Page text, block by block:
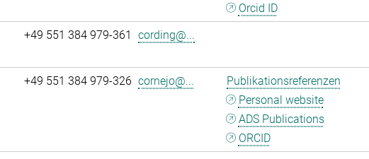
Orcid ID
+49 551 384 979-361 cording@...
+49 551 384 979-326 cornejo@...
Publikationsreferenzen
Personal website
ADS Publications
ORCID